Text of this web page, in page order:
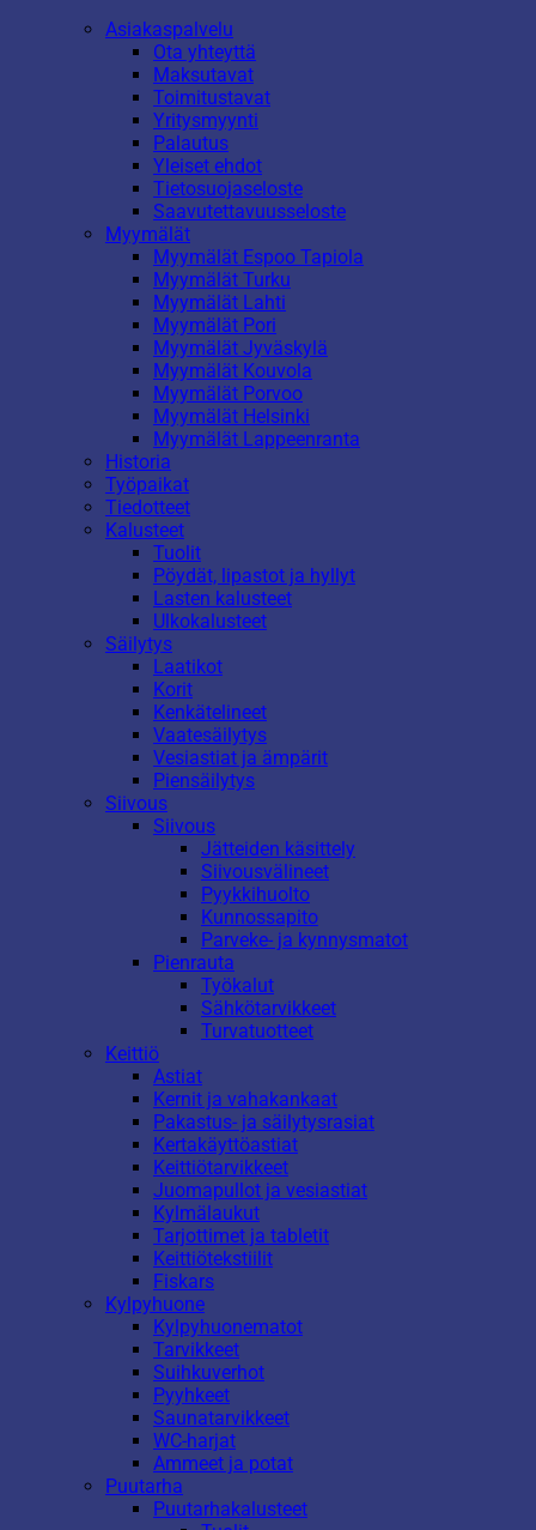
Asiakaspalvelu
Ota yhteyttä
Maksutavat
Toimitustavat
Yritysmyynti
Palautus
Yleiset ehdot
Tietosuojaseloste
Saavutettavuusseloste
Myymälät
Myymälät Espoo Tapiola
Myymälät Turku
Myymälät Lahti
Myymälät Pori
Myymälät Jyväskylä
Myymälät Kouvola
Myymälät Porvoo
Myymälät Helsinki
Myymälät Lappeenranta
Historia
Työpaikat
Tiedotteet
Kalusteet
Tuolit
Pöydät, lipastot ja hyllyt
Lasten kalusteet
Ulkokalusteet
Säilytys
Laatikot
Korit
Kenkätelineet
Vaatesäilytys
Vesiastiat ja ämpärit
Piensäilytys
Siivous
Siivous
Jätteiden käsittely
Siivousvälineet
Pyykkihuolto
Kunnossapito
Parveke- ja kynnysmatot
Pienrauta
Työkalut
Sähkötarvikkeet
Turvatuotteet
Keittiö
Astiat
Kernit ja vahakankaat
Pakastus- ja säilytysrasiat
Kertakäyttöastiat
Keittiötarvikkeet
Juomapullot ja vesiastiat
Kylmälaukut
Tarjottimet ja tabletit
Keittiötekstiilit
Fiskars
Kylpyhuone
Kylpyhuonematot
Tarvikkeet
Suihkuverhot
Pyyhkeet
Saunatarvikkeet
WC-harjat
Ammeet ja potat
Puutarha
Puutarhakalusteet